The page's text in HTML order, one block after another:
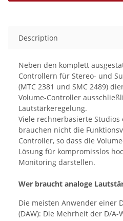
Description
Neben den komplett
Controllern für Stereo- und
(MTC 2381 und SMC 2489)
Volume-Controller
Lautstärkeregelung.
Viele rechnerbasierte
brauchen nicht die
Controller, so dass die
Lösung für kompromisslos
Monitoring darstellen.
Wer braucht analoge
Die meisten Anwender einer
(DAW): Die Mehrheit der D/